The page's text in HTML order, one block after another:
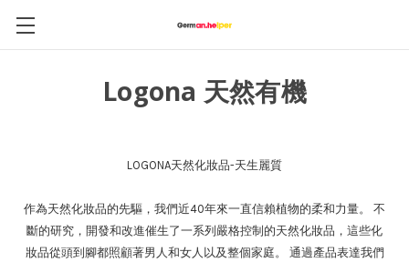
Logona 天然有機
LOGONA天然化妝品-天生麗質
作為天然化妝品的先驅，我們近40年來一直信賴植物的柔和力量。 不
斷的研究，開發和改進催生了一系列嚴格控制的天然化妝品，這些化
妝品從頭到腳都照顧著男人和女人以及整個家庭。 通過產品表達我們